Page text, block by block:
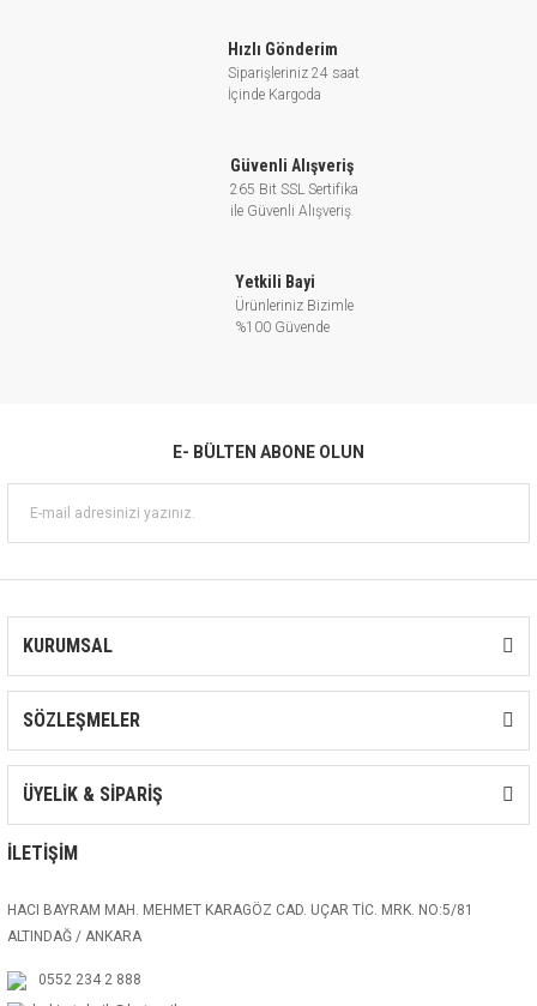
Kademeli pompalar, sanayilerde,
otellerde, toplu konutlarda, benzin
istasyonlarında, tatil köylerinde alış veriş
merkezlerinde, sosyal tesislerde, yangın
kullanılmaktadırlar.
Hızlı Gönderim
Siparişleriniz 24 saat
İçinde Kargoda
Güvenli Alışveriş
265 Bit SSL Sertifika
ile Güvenli Alışveriş
Yetkili Bayi
Ürünleriniz Bizimle
%100 Güvende
E- BÜLTEN ABONE OLUN
KURUMSAL
SÖZLEŞMELER
ÜYELİK & SİPARİŞ
İLETİŞİM
HACI BAYRAM MAH. MEHMET KARAGÖZ CAD. UÇAR TİC. MRK. NO:5/81
ALTINDAĞ / ANKARA
0552 234 2 888